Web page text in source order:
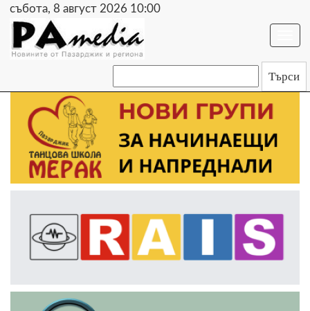
събота, 8 август 2026 10:00